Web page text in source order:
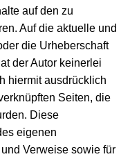
auf den zu
Auf die aktuelle und
die Urheberschaft
der Autor keinerlei
hiermit ausdrücklich
Seiten, die
Diese
eigenen
Verweise sowie für